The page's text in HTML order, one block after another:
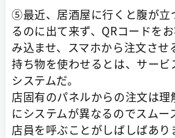
⑤最近、居酒屋に行くと腹が立
るのに出て来ず、QRコードを
み込ませ、スマホから注文させ
持ち物を使わせるとは、サービ
システムだ。
店固有のパネルからの注文は理
にシステムが異なるのでスムー
店員を呼ぶことがしばしばあり